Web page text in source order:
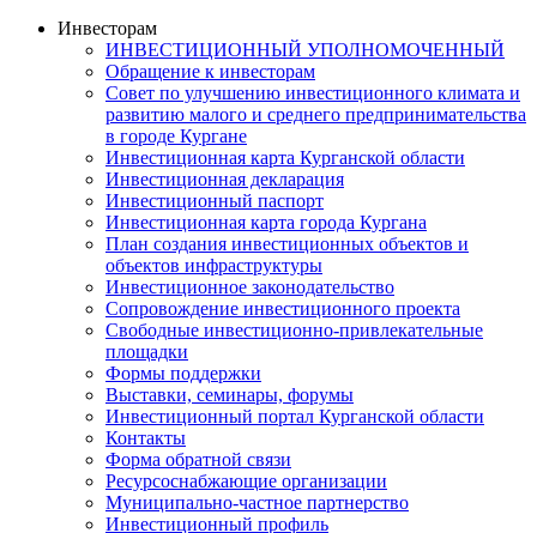
Инвесторам
ИНВЕСТИЦИОННЫЙ УПОЛНОМОЧЕННЫЙ
Обращение к инвесторам
Совет по улучшению инвестиционного климата и
развитию малого и среднего предпринимательства
в городе Кургане
Инвестиционная карта Курганской области
Инвестиционная декларация
Инвестиционный паспорт
Инвестиционная карта города Кургана
План создания инвестиционных объектов и
объектов инфраструктуры
Инвестиционное законодательство
Сопровождение инвестиционного проекта
Свободные инвестиционно-привлекательные
площадки
Формы поддержки
Выставки, семинары, форумы
Инвестиционный портал Курганской области
Контакты
Форма обратной связи
Ресурсоснабжающие организации
Муниципально-частное партнерство
Инвестиционный профиль